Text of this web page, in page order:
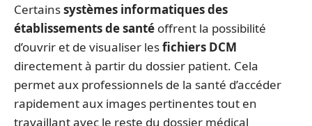
Certainssystèmes informatiques des
établissements de santé offrent la possibilité
d’ouvrir et de visualiser lesfichiers DCM
directement à partir du dossier patient. Cela
permet aux professionnels de la santé d’accéder
rapidement aux images pertinentes tout en
travaillant avec le reste du dossier médical